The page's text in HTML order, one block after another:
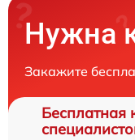
Нужна
Закажите
Бесплатная